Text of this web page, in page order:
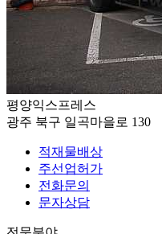
평양익스프레스
광주 북구 일곡마을로 130
적재물배상
주선업허가
전화문의
문자상담